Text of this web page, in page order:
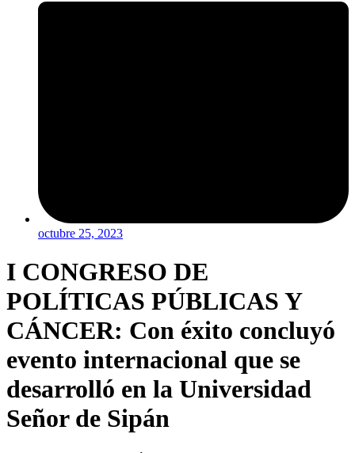
octubre 25, 2023
I CONGRESO DE
POLÍTICAS PÚBLICAS Y
CÁNCER: Con éxito concluyó
evento internacional que se
desarrolló en la Universidad
Señor de Sipán